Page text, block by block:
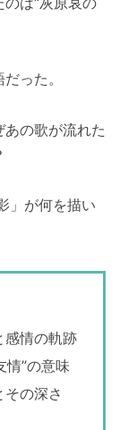
った。
の歌が流れた
」が何を描い
感情の軌跡
情”の意味
の深さ